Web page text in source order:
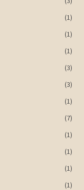
(1)
(1)
(1)
(3)
(3)
(1)
(7)
(1)
(1)
(1)
(1)